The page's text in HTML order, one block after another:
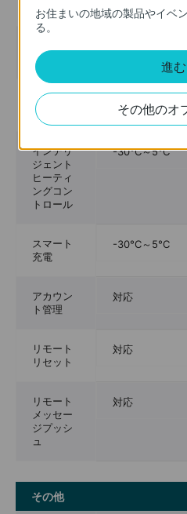
ート
再起動
ローカル
LAN管理
インテリ
ジェント
ヒーティ
ングコン
トロール
-30°C～5°C
スマート
充電
-30°C～5°C
アカウン
ト管理
対応
リモート
リセット
対応
リモート
メッセー
ジプッシ
ュ
対応
その他
お住まいの地域の製品やイベ
る。
進む
その他のオ